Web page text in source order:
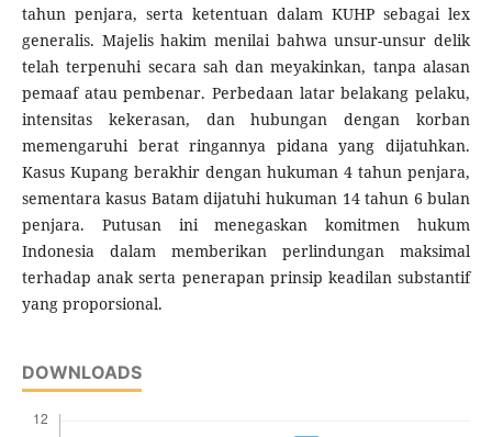
tahun penjara, serta ketentuan dalam KUHP sebagai lex
generalis. Majelis hakim menilai bahwa unsur-unsur delik
telah terpenuhi secara sah dan meyakinkan, tanpa alasan
pemaaf atau pembenar. Perbedaan latar belakang pelaku,
intensitas kekerasan, dan hubungan dengan korban
memengaruhi berat ringannya pidana yang dijatuhkan.
Kasus Kupang berakhir dengan hukuman 4 tahun penjara,
sementara kasus Batam dijatuhi hukuman 14 tahun 6 bulan
penjara. Putusan ini menegaskan komitmen hukum
Indonesia dalam memberikan perlindungan maksimal
terhadap anak serta penerapan prinsip keadilan substantif
yang proporsional.
DOWNLOADS